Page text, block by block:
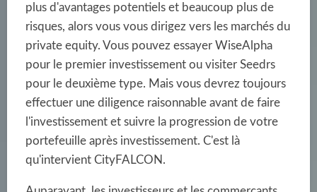
plus d'avantages potentiels et beaucoup plus de
risques, alors vous vous dirigez vers les marchés du
private equity. Vous pouvez essayer WiseAlpha
pour le premier investissement ou visiter Seedrs
pour le deuxième type. Mais vous devrez toujours
effectuer une diligence raisonnable avant de faire
l'investissement et suivre la progression de votre
portefeuille après investissement. C'est là
qu'intervient CityFALCON.